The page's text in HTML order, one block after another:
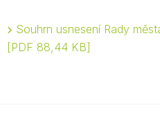
Souhrn usnesení Rady
PDF 88,44 KB